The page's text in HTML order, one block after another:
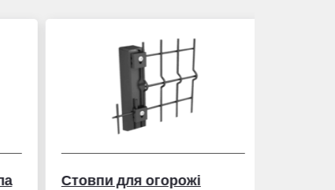
Стовпи для огорожі